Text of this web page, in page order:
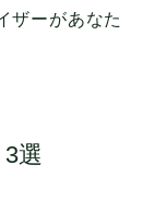
ザーがあなた
選